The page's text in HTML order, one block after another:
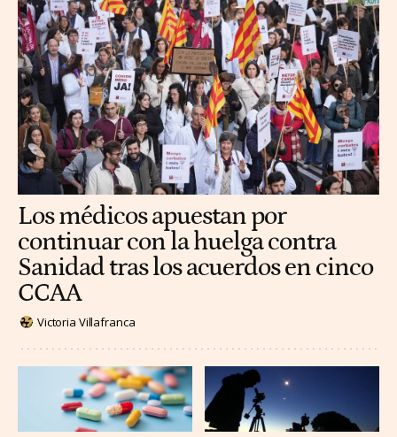
Los médicos apuestan por
continuar con la huelga contra
Sanidad tras los acuerdos en cinco
CCAA
Victoria Villafranca